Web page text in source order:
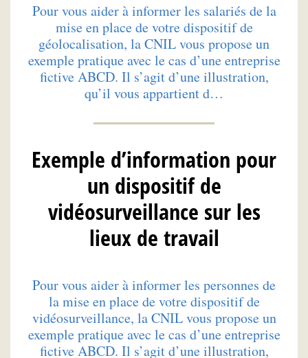
Pour vous aider à informer les salariés de la
mise en place de votre dispositif de
géolocalisation, la CNIL vous propose un
exemple pratique avec le cas d’une entreprise
fictive ABCD. Il s’agit d’une illustration,
qu’il vous appartient d…
Exemple d’information pour
un dispositif de
vidéosurveillance sur les
lieux de travail
Pour vous aider à informer les personnes de
la mise en place de votre dispositif de
vidéosurveillance, la CNIL vous propose un
exemple pratique avec le cas d’une entreprise
fictive ABCD. Il s’agit d’une illustration,